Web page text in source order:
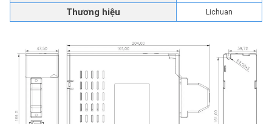
Thương hiệu Lichuan